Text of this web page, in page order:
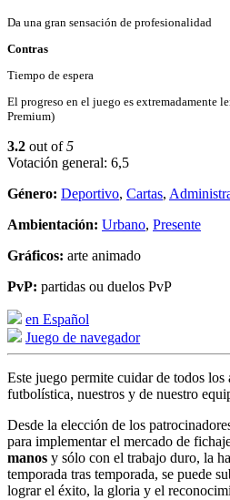
Da una gran sensación de profesionalidad
Contras
Tiempo de espera
El progreso en el juego es extremadamente
Premium)
3.2 out of5
Votación general: 6,5
Género: Deportivo, Cartas,
Ambientación: Urbano, Presente
Gráficos: arte animado
PvP: partidas ou duelos PvP
en Español
Juego de navegador
Este juego permite cuidar de todos los
futbolística, nuestros y de nuestro
Desde la elección de los
para implementar el mercado de
manos y sólo con el trabajo duro, la
temporada tras temporada, se puede
lograr el éxito, la gloria y el